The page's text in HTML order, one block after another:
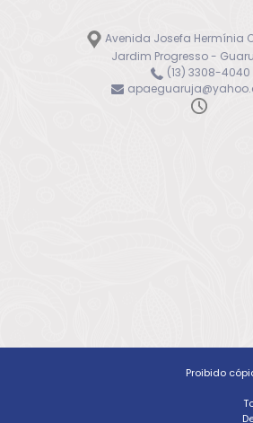
Avenida Josefa Hermínia
Jardim Progresso -
(13) 3308-4040
Proibido